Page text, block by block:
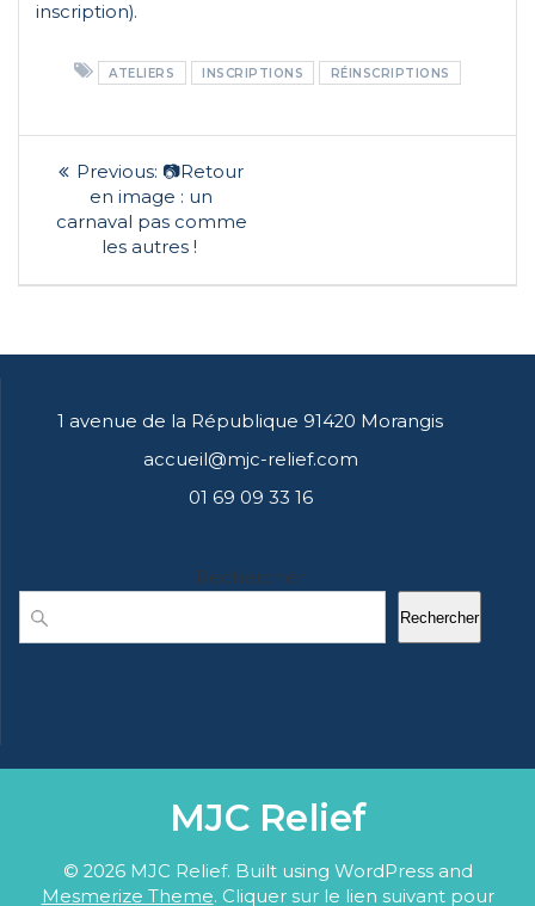
inscription).
ATELIERS INSCRIPTIONS RÉINSCRIPTIONS
Navigation
de
l’article
Previous: Previous
post:
📷Retour
en image : un
carnaval pas comme
les autres !
1 avenue de la République 91420 Morangis
accueil@mjc-relief.com
01 69 09 33 16
Rechercher
Rechercher
MJC Relief
© 2026 MJC Relief. Built using WordPress and
Mesmerize Theme. Cliquer sur le lien suivant pour